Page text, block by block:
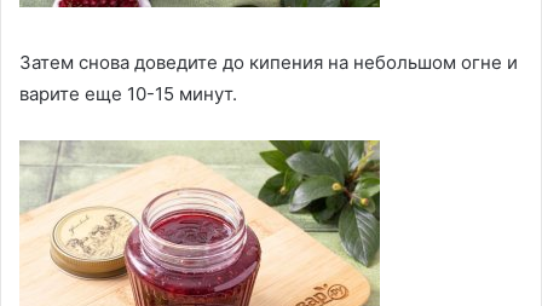
Затем снова доведите до кипения на небольшом огне и
варите еще 10-15 минут.